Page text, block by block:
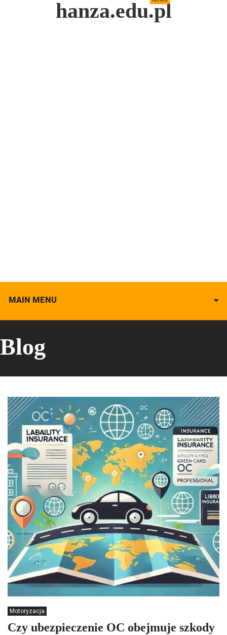
hanza.edu.pl
MAIN MENU
Blog
Motoryzacja
Czy ubezpieczenie OC obejmuje szkody